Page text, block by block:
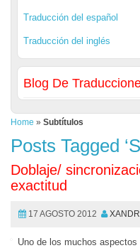
Traducción del español
Traducción del inglés
Blog De
Home » Subtítulos
Posts Tagged
Doblaje/
exactitud
17 AGOSTO 2012
Uno de los muchos